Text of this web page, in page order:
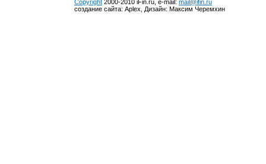
Copyright 2000-2010 iFin.ru, e-mail: mail@ifin.ru
создание сайта: Aplex, Дизайн: Максим Черемхин